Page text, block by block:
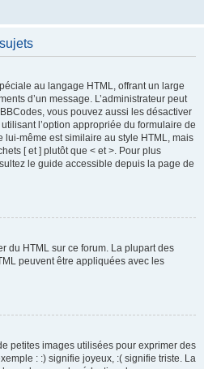
au langage HTML, offrant un large
d’un message. L’administrateur peut
vous pouvez aussi les désactiver
l’option appropriée du formulaire de
même est similaire au style HTML, mais
[ et ] plutôt que < et >. Pour plus
le guide accessible depuis la page de
du HTML sur ce forum. La plupart des
peuvent être appliquées avec les
petites images utilisées pour exprimer des
: :) signifie joyeux, :( signifie triste. La